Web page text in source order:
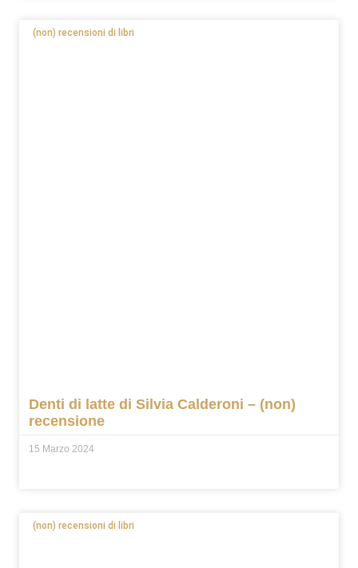
(non) recensioni di libri
Denti di latte di Silvia Calderoni – (non)
recensione
15 Marzo 2024
(non) recensioni di libri